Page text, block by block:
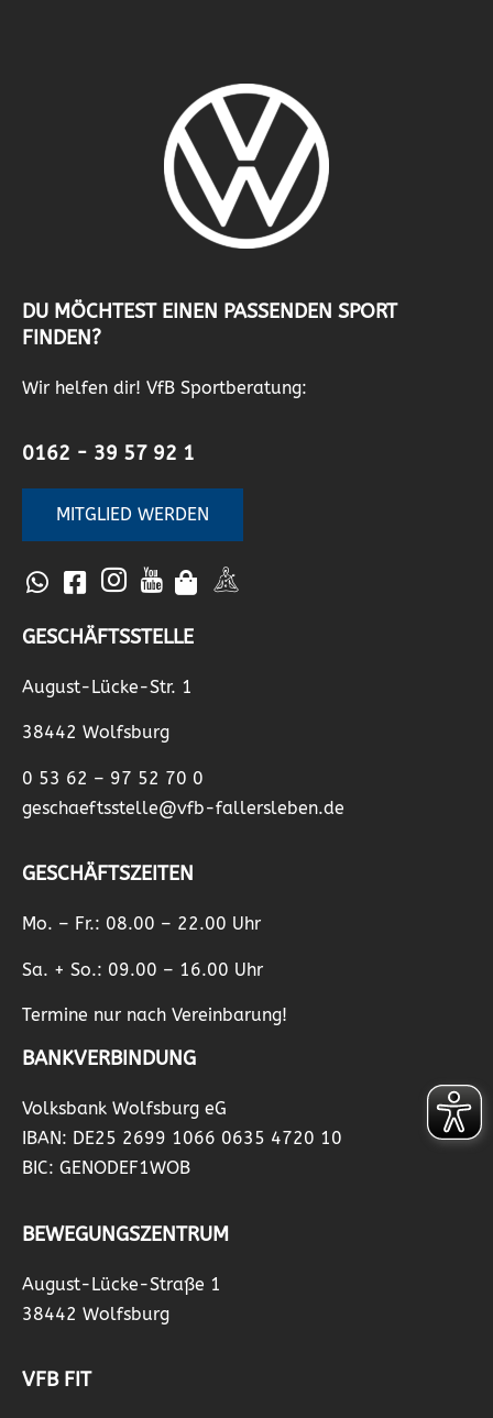
DU MÖCHTEST EINEN PASSENDEN SPORT
FINDEN?
Wir helfen dir! VfB Sportberatung:
0162 - 39 57 92 1
MITGLIED WERDEN
GESCHÄFTSSTELLE
August-Lücke-Str. 1
38442 Wolfsburg
0 53 62 – 97 52 70 0
geschaeftsstelle@vfb-fallersleben.de
GESCHÄFTSZEITEN
Mo. – Fr.: 08.00 – 22.00 Uhr
Sa. + So.: 09.00 – 16.00 Uhr
Termine nur nach Vereinbarung!
BANKVERBINDUNG
Volksbank Wolfsburg eG
IBAN: DE25 2699 1066 0635 4720 10
BIC: GENODEF1WOB
BEWEGUNGSZENTRUM
August-Lücke-Straße 1
38442 Wolfsburg
VFB FIT